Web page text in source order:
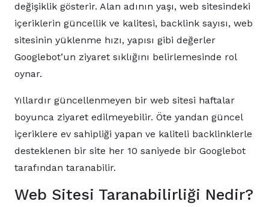
değişiklik gösterir. Alan adının yaşı, web sitesindeki
içeriklerin güncellik ve kalitesi, backlink sayısı, web
sitesinin yüklenme hızı, yapısı gibi değerler
Googlebot’un ziyaret sıklığını belirlemesinde rol
oynar.
Yıllardır güncellenmeyen bir web sitesi haftalar
boyunca ziyaret edilmeyebilir. Öte yandan güncel
içeriklere ev sahipliği yapan ve kaliteli backlinklerle
desteklenen bir site her 10 saniyede bir Googlebot
tarafından taranabilir.
Web Sitesi Taranabilirliği Nedir?